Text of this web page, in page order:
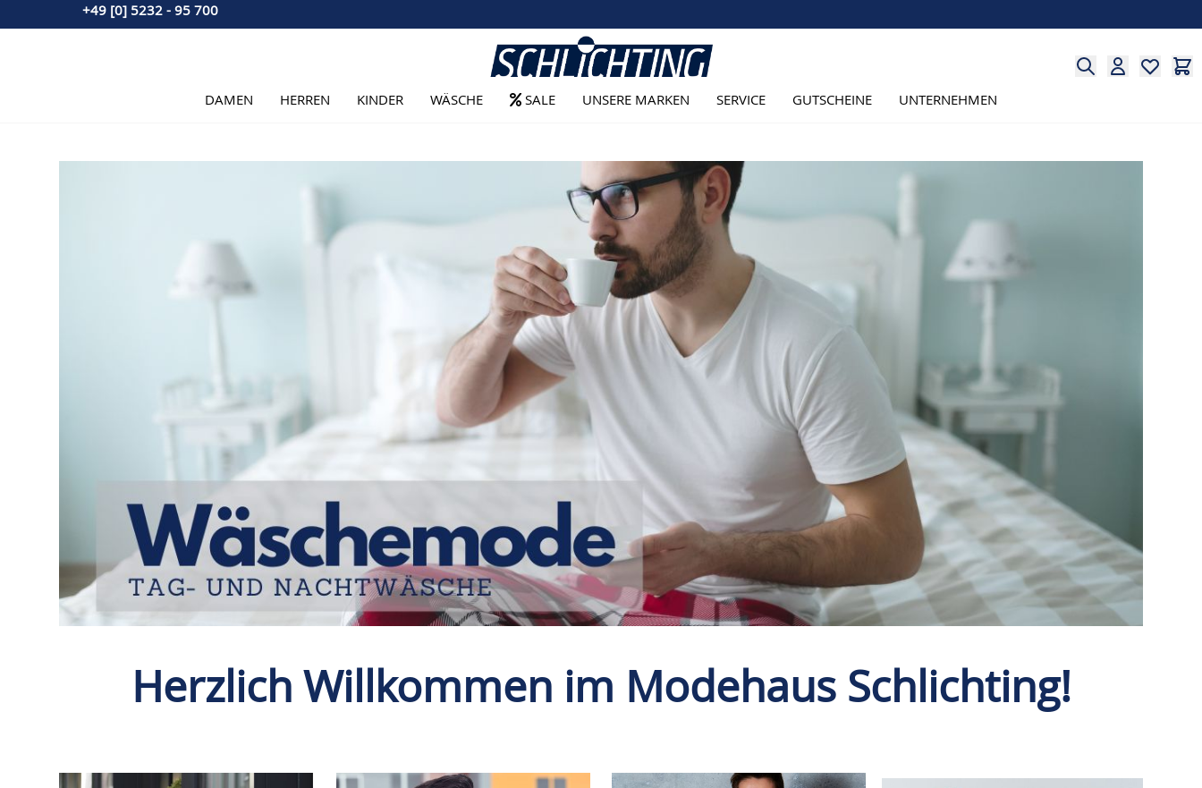
+49 [0] 5232 - 95 700
DAMEN HERREN KINDER WÄSCHE SALE UNSERE MARKEN SERVICE GUTSCHEINE UNTERNEHMEN
Herzlich Willkommen im Modehaus Schlichting!